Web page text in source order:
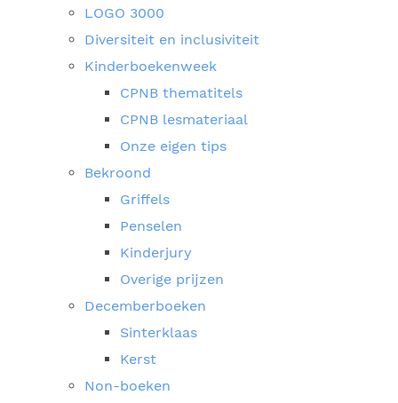
LOGO 3000
Diversiteit en inclusiviteit
Kinderboekenweek
CPNB thematitels
CPNB lesmateriaal
Onze eigen tips
Bekroond
Griffels
Penselen
Kinderjury
Overige prijzen
Decemberboeken
Sinterklaas
Kerst
Non-boeken